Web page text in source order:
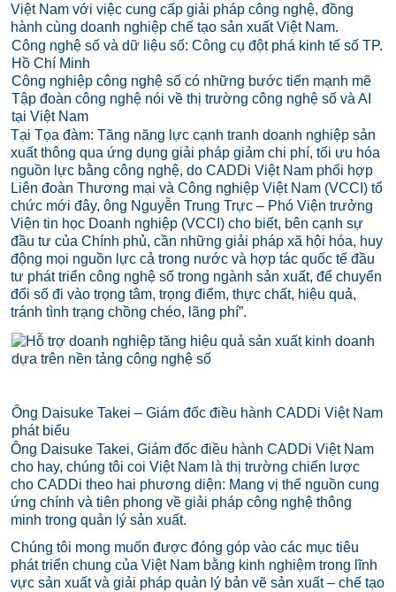
Việt Nam với việc cung cấp giải pháp công nghệ, đồng
hành cùng doanh nghiệp chế tạo sản xuất Việt Nam.
Công nghệ số và dữ liệu số: Công cụ đột phá kinh tế số TP.
Hồ Chí Minh
Công nghiệp công nghệ số có những bước tiến mạnh mẽ
Tập đoàn công nghệ nói về thị trường công nghệ số và AI
tại Việt Nam
Tại Tọa đàm: Tăng năng lực cạnh tranh doanh nghiệp sản
xuất thông qua ứng dụng giải pháp giảm chi phí, tối ưu hóa
nguồn lực bằng công nghệ, do CADDi Việt Nam phối hợp
Liên đoàn Thương mại và Công nghiệp Việt Nam (VCCI) tổ
chức mới đây, ông Nguyễn Trung Trực – Phó Viện trưởng
Viện tin học Doanh nghiệp (VCCI) cho biết, bên cạnh sự
đầu tư của Chính phủ, cần những giải pháp xã hội hóa, huy
động mọi nguồn lực cả trong nước và hợp tác quốc tế đầu
tư phát triển công nghệ sốtrong ngành sản xuất, để chuyển
đổi sốđi vào trọng tâm, trọng điểm, thực chất, hiệu quả,
tránh tình trạng chồng chéo, lãng phí”.
Ông Daisuke Takei – Giám đốc điều hành CADDi Việt Nam
phát biểu
Ông Daisuke Takei, Giám đốc điều hành CADDi Việt Nam
cho hay, chúng tôi coi Việt Nam là thị trường chiến lược
cho CADDi theo hai phương diện: Mang vị thế nguồn cung
ứng chính và tiên phong về giải pháp công nghệ thông
minh trong quản lý sản xuất.
Chúng tôi mong muốn được đóng góp vào các mục tiêu
phát triển chung của Việt Nam bằng kinh nghiệm trong lĩnh
vực sản xuất và giải pháp quản lý bản vẽ sản xuất – chế tạo